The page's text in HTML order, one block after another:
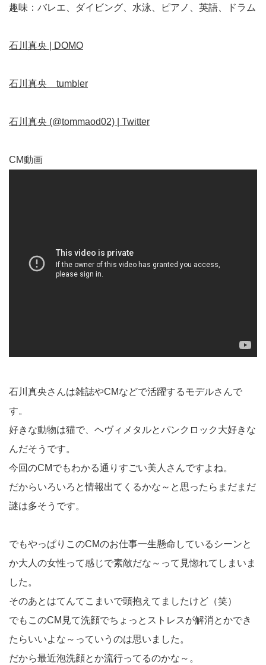
趣味：バレエ、ダイビング、水泳、ピアノ、英語、ドラム
石川真央 | DOMO
石川真央 tumbler
石川真央 (@tommaod02) | Twitter
CM動画
石川真央さんは雑誌やCMなどで活躍するモデルさんで
す。
好きな動物は猫で、ヘヴィメタルとパンクロック大好きな
んだそうです。
今回のCMでもわかる通りすごい美人さんですよね。
だからいろいろと情報出てくるかな～と思ったらまだまだ
謎は多そうです。
でもやっぱりこのCMのお仕事一生懸命しているシーンと
か大人の女性って感じで素敵だな～って見惚れてしまいま
した。
そのあとはてんてこまいで頭抱えてましたけど（笑）
でもこのCM見て洗顔でちょっとストレスが解消とかでき
たらいいよな～っていうのは思いました。
だから最近泡洗顔とか流行ってるのかな～。